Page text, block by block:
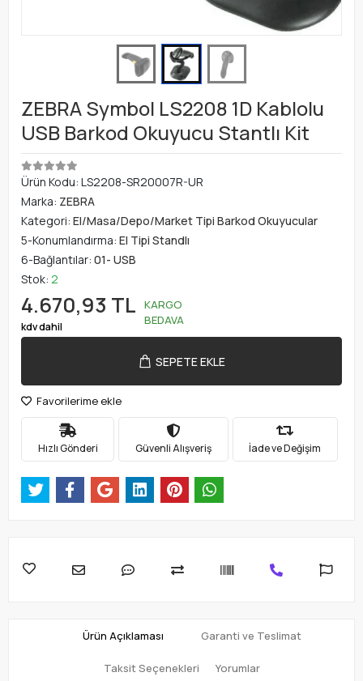
ZEBRA Symbol LS2208 1D Kablolu
USB Barkod Okuyucu Stantlı Kit
Ürün Kodu: LS2208-SR20007R-UR
Marka: ZEBRA
Kategori: El/Masa/Depo/Market Tipi Barkod Okuyucular
5-Konumlandırma: El Tipi Standlı
6-Bağlantılar: 01- USB
Stok: 2
4.670,93 TL
kdv dahil
KARGO
BEDAVA
SEPETE EKLE
Favorilerime ekle
Hızlı Gönderi Güvenli Alışveriş İade ve Değişim
Ürün Açıklaması Garanti ve Teslimat
Taksit Seçenekleri Yorumlar